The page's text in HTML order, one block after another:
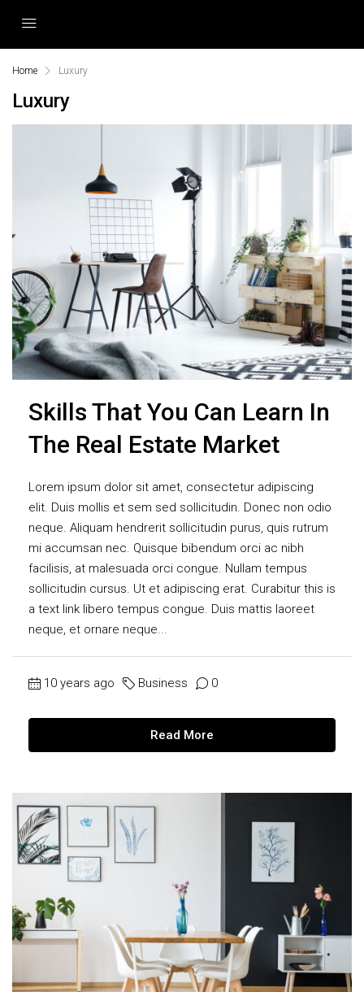
Home Luxury
Luxury
Skills That You Can Learn In
The Real Estate Market
Lorem ipsum dolor sit amet, consectetur adipiscing
elit. Duis mollis et sem sed sollicitudin. Donec non odio
neque. Aliquam hendrerit sollicitudin purus, quis rutrum
mi accumsan nec. Quisque bibendum orci ac nibh
facilisis, at malesuada orci congue. Nullam tempus
sollicitudin cursus. Ut et adipiscing erat. Curabitur this is
a text link libero tempus congue. Duis mattis laoreet
neque, et ornare neque...
10 years ago Business 0
Read More